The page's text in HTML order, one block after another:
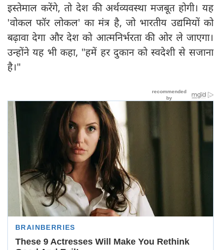
इस्तेमाल करेंगे, तो देश की अर्थव्यवस्था मजबूत होगी। यह
'वोकल फॉर लोकल' का मंत्र है, जो भारतीय उद्यमियों को
बढ़ावा देगा और देश को आत्मनिर्भरता की ओर ले जाएगा।
उन्होंने यह भी कहा, "हमें हर दुकान को स्वदेशी से सजाना
है।"